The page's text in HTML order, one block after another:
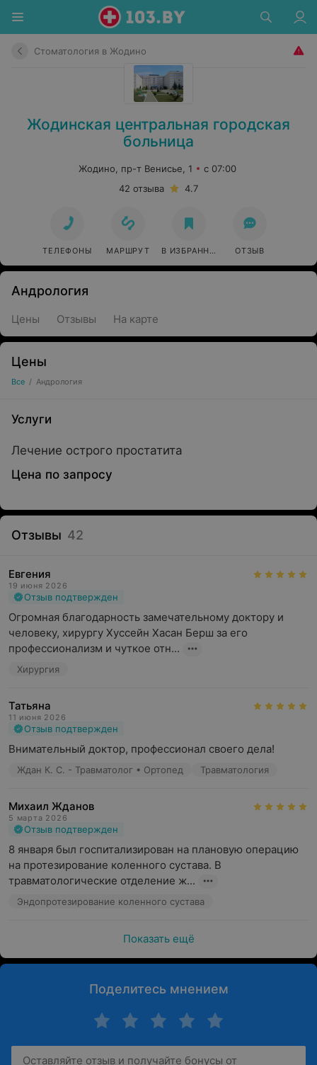
Стоматология в Жодино
Жодинская центральная городская
больница
Жодино, пр-т Венисье, 1
с 07:00
42 отзыва
4.7
ТЕЛЕФОНЫ МАРШРУТ В ИЗБРАННОЕ ОТЗЫВ
Андрология
Цены Отзывы На карте
Цены
Все / Андрология
Услуги
Лечение острого простатита
Цена по запросу
Отзывы 42
Евгения
19 июня 2026
Отзыв подтвержден
Огромная благодарность замечательному доктору и
человеку, хирургу Хуссейн Хасан Берш за его
профессионализм и чуткое отн...
Хирургия
Татьяна
11 июня 2026
Отзыв подтвержден
Внимательный доктор, профессионал своего дела!
Ждан К. С. - Травматолог • Ортопед Травматология
Михаил Жданов
5 марта 2026
Отзыв подтвержден
8 января был госпитализирован на плановую операцию
на протезирование коленного сустава. В
травматологические отделение ж...
Эндопротезирование коленного сустава
Показать ещё
Поделитесь мнением